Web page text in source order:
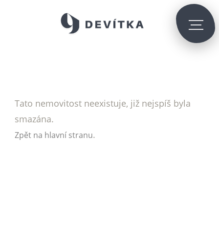
Tato nemovitost neexistuje, již nejspíš byla
smazána.
Zpět na hlavní stranu.